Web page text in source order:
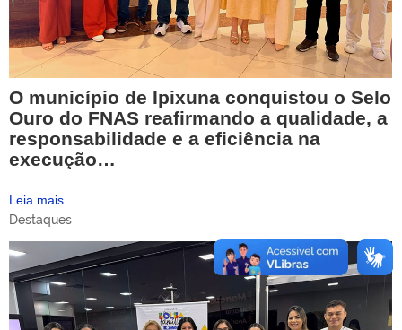
O município de Ipixuna conquistou o Selo
Ouro do FNAS reafirmando a qualidade, a
responsabilidade e a eficiência na
execução…
Leia mais...
Destaques